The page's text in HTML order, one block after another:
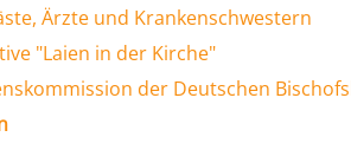
Ärzte und Krankenschwestern
"Laien in der Kirche"
der Deutschen